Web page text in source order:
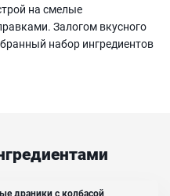
на смелые
Залогом вкусного
набор ингредиентов
драники с колбасой